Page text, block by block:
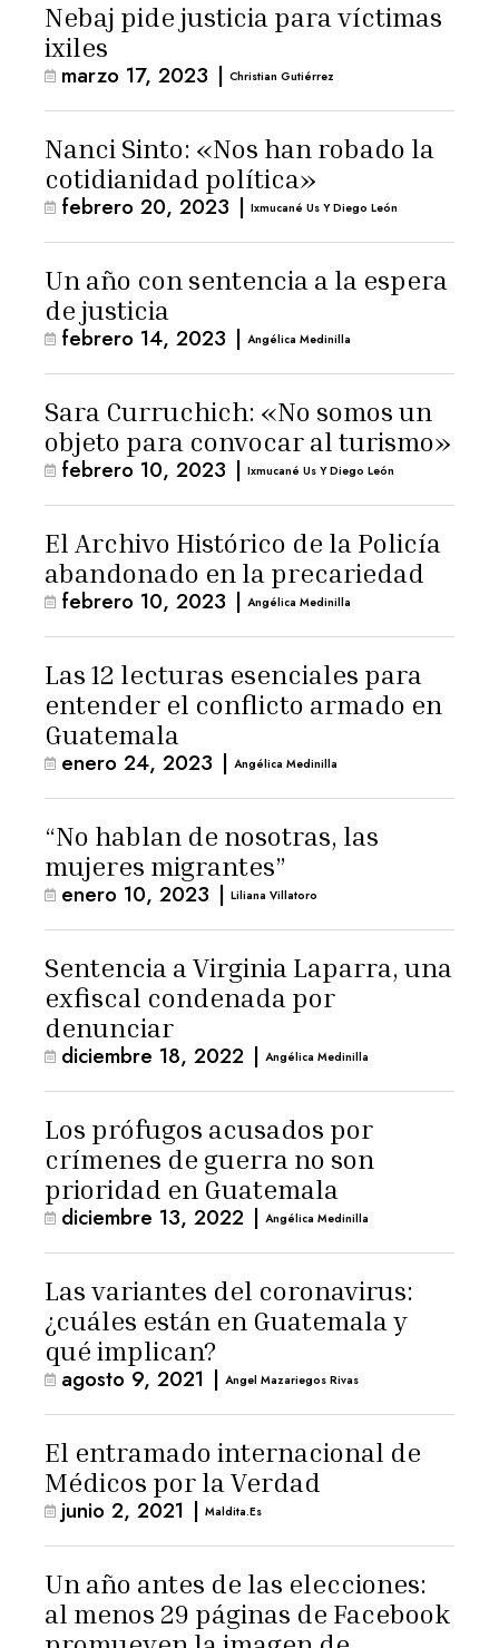
Nebaj pide justicia para víctimas
ixiles
marzo 17, 2023 | Christian Gutiérrez
Nanci Sinto: «Nos han robado la
cotidianidad política»
febrero 20, 2023 | Ixmucané Us Y Diego León
Un año con sentencia a la espera
de justicia
febrero 14, 2023 | Angélica Medinilla
Sara Curruchich: «No somos un
objeto para convocar al turismo»
febrero 10, 2023 | Ixmucané Us Y Diego León
El Archivo Histórico de la Policía
abandonado en la precariedad
febrero 10, 2023 | Angélica Medinilla
Las 12 lecturas esenciales para
entender el conflicto armado en
Guatemala
enero 24, 2023 | Angélica Medinilla
“No hablan de nosotras, las
mujeres migrantes”
enero 10, 2023 | Liliana Villatoro
Sentencia a Virginia Laparra, una
exfiscal condenada por
denunciar
diciembre 18, 2022 | Angélica Medinilla
Los prófugos acusados por
crímenes de guerra no son
prioridad en Guatemala
diciembre 13, 2022 | Angélica Medinilla
Las variantes del coronavirus:
¿cuáles están en Guatemala y
qué implican?
agosto 9, 2021 | Angel Mazariegos Rivas
El entramado internacional de
Médicos por la Verdad
junio 2, 2021 | Maldita.es
Un año antes de las elecciones:
al menos 29 páginas de Facebook